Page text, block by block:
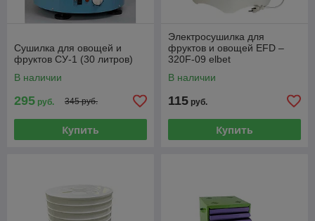
Сушилка для овощей и
фруктов СУ-1 (30 литров)
В наличии
295 руб. 345 руб.
Купить
Электросушилка для
фруктов и овощей EFD –
320F-09 elbet
В наличии
115 руб.
Купить